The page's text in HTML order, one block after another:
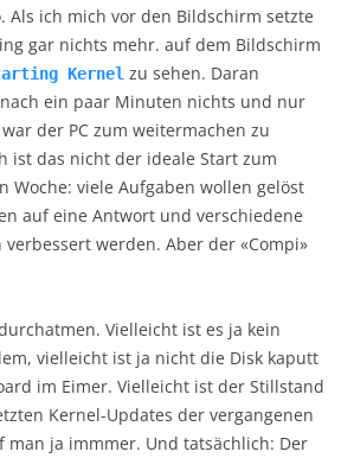
Als ich mich vor den Bildschirm setzte
gar nichts mehr. auf dem Bildschirm
Kernel zu sehen. Daran
ein paar Minuten nichts und nur
der PC zum weitermachen zu
ist das nicht der ideale Start zum
Woche: viele Aufgaben wollen gelöst
auf eine Antwort und verschiedene
verbessert werden. Aber der «Compi»
Vielleicht ist es ja kein
vielleicht ist ja nicht die Disk kaputt
im Eimer. Vielleicht ist der Stillstand
Kernel-Updates der vergangenen
man ja immmer. Und tatsächlich: Der